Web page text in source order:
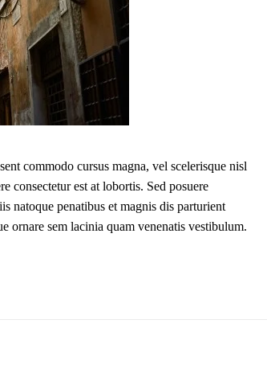
commodo cursus magna, vel scelerisque nisl
consectetur est at lobortis. Sed posuere
natoque penatibus et magnis dis parturient
ornare sem lacinia quam venenatis vestibulum.